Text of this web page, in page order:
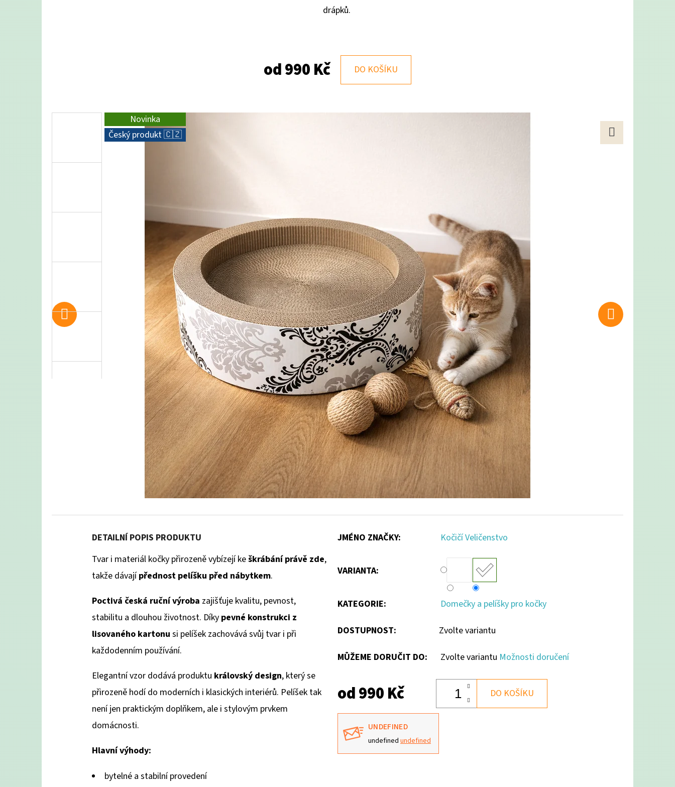
drápků.
od990 Kč DO KOŠÍKU
Novinka
Český produkt 🇨🇿
DETAILNÍ POPIS PRODUKTU
Tvar i materiál kočky přirozeně vybízejí keškrábání právě zde,
takže dávajípřednost pelíšku před nábytkem.
Poctivá česká ruční výroba zajišťuje kvalitu, pevnost,
stabilitu a dlouhou životnost. Díky pevné konstrukci z
lisovaného kartonu si pelíšek zachovává svůj tvar i při
každodenním používání.
Elegantní vzor dodává produktu královský design, který se
přirozeně hodí do moderních i klasických interiérů. Pelíšek tak
není jen praktickým doplňkem, ale i stylovým prvkem
domácnosti.
Hlavní výhody:
bytelné a stabilní provedení
JMÉNO ZNAČKY: Kočičí Veličenstvo
VARIANTA:
KATEGORIE: Domečky a pelíšky pro kočky
DOSTUPNOST: Zvolte variantu
MŮŽEME DORUČIT DO: Zvolte variantu Možnosti doručení
od990 Kč DO KOŠÍKU
UNDEFINED
undefined undefined
KOMPLETNÍ KRMIVO PRO DOSPĚLÉ KOČKY